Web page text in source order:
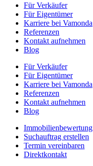
Für Verkäufer
Für Eigentümer
Karriere bei Vamonda
Referenzen
Kontakt aufnehmen
Blog
Für Verkäufer
Für Eigentümer
Karriere bei Vamonda
Referenzen
Kontakt aufnehmen
Blog
Immobilienbewertung
Suchauftrag erstellen
Termin vereinbaren
Direktkontakt